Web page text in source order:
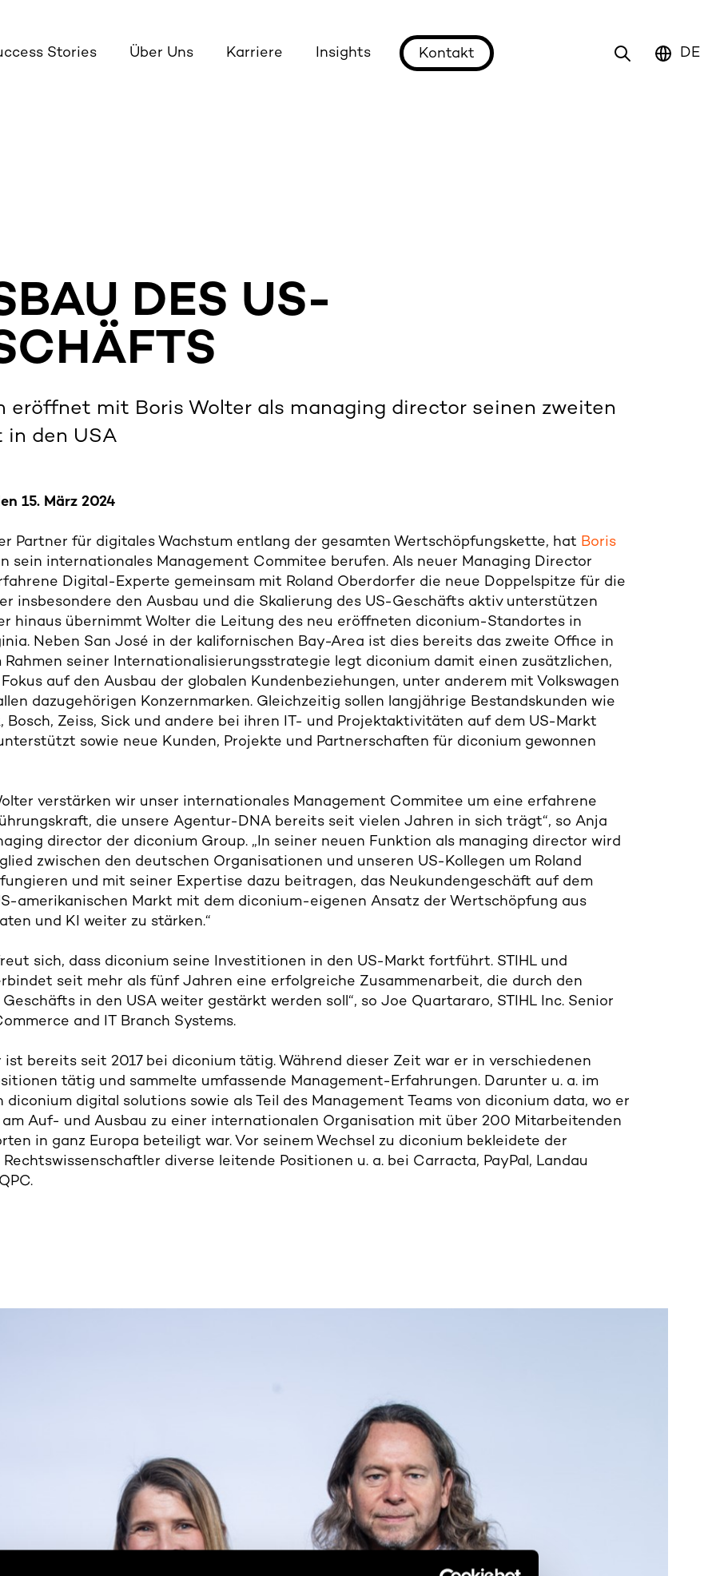
Stories Über Uns Karriere Insights Kontakt DE
DES US-
eröffnet mit Boris Wolter als managing director seinen zweiten
in den USA
15. März 2024
Partner für digitales Wachstum entlang der gesamten Wertschöpfungskette, hat Boris
sein internationales Management Commitee berufen. Als neuer Managing Director
Digital-Experte gemeinsam mit Roland Oberdorfer die neue Doppelspitze für die
insbesondere den Ausbau und die Skalierung des US-Geschäfts aktiv unterstützen
hinaus übernimmt Wolter die Leitung des neu eröffneten diconium-Standortes in
Neben San José in der kalifornischen Bay-Area ist dies bereits das zweite Office in
Rahmen seiner Internationalisierungsstrategie legt diconium damit einen zusätzlichen,
auf den Ausbau der globalen Kundenbeziehungen, unter anderem mit Volkswagen
dazugehörigen Konzernmarken. Gleichzeitig sollen langjährige Bestandskunden wie
Bosch, Zeiss, Sick und andere bei ihren IT- und Projektaktivitäten auf dem US-Markt
sowie neue Kunden, Projekte und Partnerschaften für diconium gewonnen
verstärken wir unser internationales Management Commitee um eine erfahrene
die unsere Agentur-DNA bereits seit vielen Jahren in sich trägt“, so Anja
director der diconium Group. „In seiner neuen Funktion als managing director wird
zwischen den deutschen Organisationen und unseren US-Kollegen um Roland
und mit seiner Expertise dazu beitragen, das Neukundengeschäft auf dem
amerikanischen Markt mit dem diconium-eigenen Ansatz der Wertschöpfung aus
und KI weiter zu stärken.“
freut sich, dass diconium seine Investitionen in den US-Markt fortführt. STIHL und
seit mehr als fünf Jahren eine erfolgreiche Zusammenarbeit, die durch den
in den USA weiter gestärkt werden soll“, so Joe Quartararo, STIHL Inc. Senior
and IT Branch Systems.
ist bereits seit 2017 bei diconium tätig. Während dieser Zeit war er in verschiedenen
tätig und sammelte umfassende Management-Erfahrungen. Darunter u. a. im
diconium digital solutions sowie als Teil des Management Teams von diconium data, wo er
am Auf- und Ausbau zu einer internationalen Organisation mit über 200 Mitarbeitenden
in ganz Europa beteiligt war. Vor seinem Wechsel zu diconium bekleidete der
diverse leitende Positionen u. a. bei Carracta, PayPal, Landau